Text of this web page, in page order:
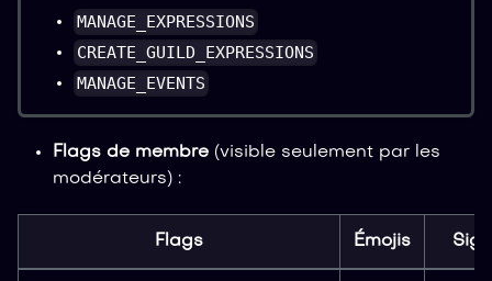
MANAGE_EXPRESSIONS
CREATE_GUILD_EXPRESSIONS
MANAGE_EVENTS
Flags de membre (visible seulement par les
modérateurs) :
Flags Émojis